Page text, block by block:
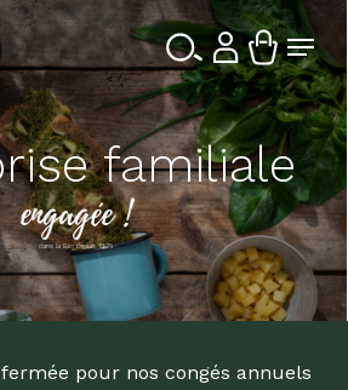
Menu
familiale
engagée !
dans la Bio depuis 1976
fermée pour nos congés annuels
le
menu